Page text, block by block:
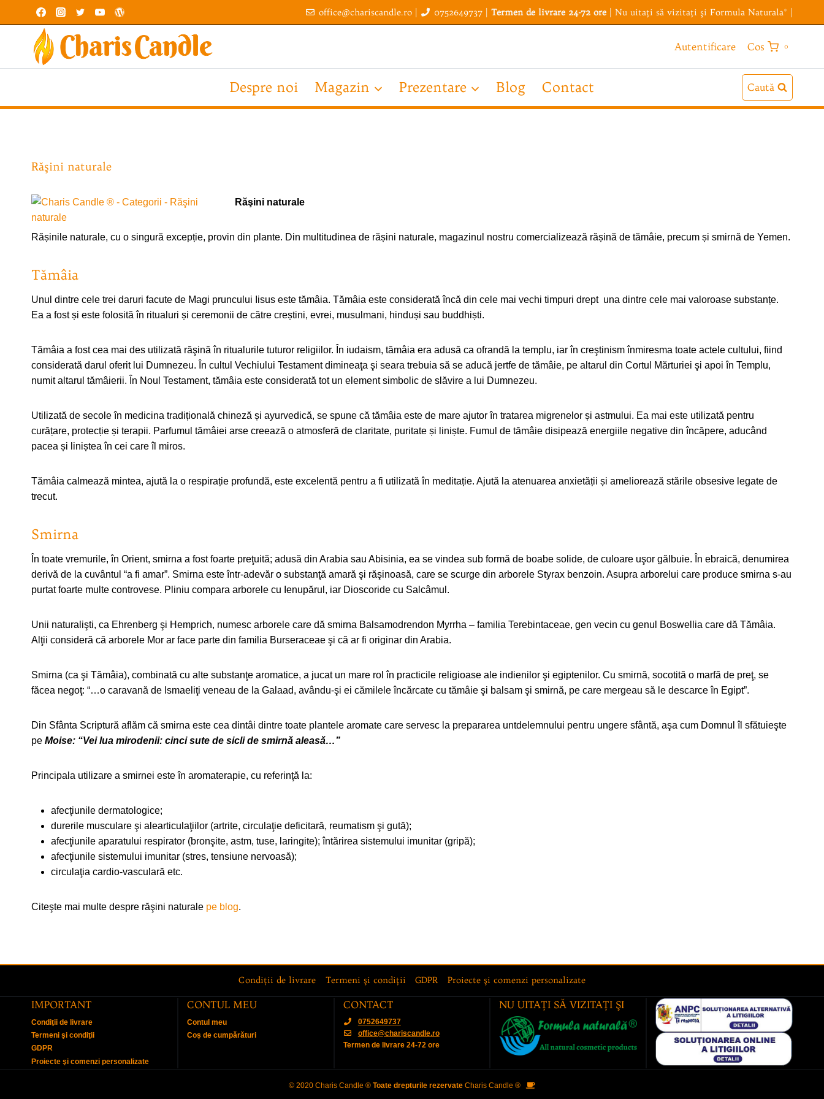
to
office@chariscandle.ro| 0752649737 Termen de livrare 24-72 ore | Nu uitaţi să vizitaţi şi Formula Naturala®
Autentificare Cos 0
Despre noi Magazin Prezentare Blog Contact Caută
Răşini naturale
Răşini naturale
Rășinile naturale, cu o singură excepție, provin din plante. Din multitudinea de rășini naturale, magazinul nostru comercializează rășină de tămâie, precum și smirnă de Yemen.
Tămâia
Unul dintre cele trei daruri facute de Magi pruncului Iisus este tămâia. Tămâia este considerată încă din cele mai vechi timpuri drept una dintre cele mai valoroase substanțe.
Ea a fost și este folosită în ritualuri și ceremonii de către creștini, evrei, musulmani, hinduși sau buddhiști.
Tămâia a fost cea mai des utilizată răşină în ritualurile tuturor religiilor. În iudaism, tămâia era adusă ca ofrandă la templu, iar în creştinism înmiresma toate actele cultului, fiind
considerată darul oferit lui Dumnezeu. În cultul Vechiului Testament dimineaţa şi seara trebuia să se aducă jertfe de tămâie, pe altarul din Cortul Mărturiei şi apoi în Templu,
numit altarul tămâierii. În Noul Testament, tămâia este considerată tot un element simbolic de slăvire a lui Dumnezeu.
Utilizată de secole în medicina tradițională chineză și ayurvedică, se spune că tămâia este de mare ajutor în tratarea migrenelor și astmului. Ea mai este utilizată pentru
curățare, protecție și terapii. Parfumul tămâiei arse creează o atmosferă de claritate, puritate și liniște. Fumul de tămâie disipează energiile negative din încăpere, aducând
pacea și liniștea în cei care îl miros.
Tămâia calmează mintea, ajută la o respirație profundă, este excelentă pentru a fi utilizată în meditație. Ajută la atenuarea anxietății și ameliorează stările obsesive legate de
trecut.
Smirna
În toate vremurile, în Orient, smirna a fost foarte preţuită; adusă din Arabia sau Abisinia, ea se vindea sub formă de boabe solide, de culoare uşor gălbuie. În ebraică, denumirea
derivă de la cuvântul “a fi amar”. Smirna este într-adevăr o substanţă amară şi răşinoasă, care se scurge din arborele Styrax benzoin. Asupra arborelui care produce smirna s-au
purtat foarte multe controvese. Pliniu compara arborele cu Ienupărul, iar Dioscoride cu Salcâmul.
Unii naturalişti, ca Ehrenberg şi Hemprich, numesc arborele care dă smirna Balsamodrendon Myrrha – familia Terebintaceae, gen vecin cu genul Boswellia care dă Tămâia.
Alţii consideră că arborele Mor ar face parte din familia Burseraceae şi că ar fi originar din Arabia.
Smirna (ca şi Tămâia), combinată cu alte substanţe aromatice, a jucat un mare rol în practicile religioase ale indienilor şi egiptenilor. Cu smirnă, socotită o marfă de preţ, se
făcea negoţ: “…o caravană de Ismaeliţi veneau de la Galaad, avându-şi ei cămilele încărcate cu tămâie şi balsam şi smirnă, pe care mergeau să le descarce în Egipt”.
Din Sfânta Scriptură aflăm că smirna este cea dintâi dintre toate plantele aromate care servesc la prepararea untdelemnului pentru ungere sfântă, aşa cum Domnul îl sfătuieşte
pe Moise: “Vei lua mirodenii: cinci sute de sicli de smirnă aleasă…”
Principala utilizare a smirnei este în aromaterapie, cu referinţă la:
afecţiunile dermatologice;
durerile musculare şi alearticulaţiilor (artrite, circulaţie deficitară, reumatism şi gută);
afecţiunile aparatului respirator (bronşite, astm, tuse, laringite); întărirea sistemului imunitar (gripă);
afecţiunile sistemului imunitar (stres, tensiune nervoasă);
circulaţia cardio-vasculară etc.
Citeşte mai multe despre răşini naturale pe blog.
Condiţii de livrare Termeni şi condiţii GDPR Proiecte şi comenzi personalizate
IMPORTANT
Condiţii de livrare
Termeni şi condiţii
GDPR
Proiecte şi comenzi personalizate
CONTUL MEU
Contul meu
Coș de cumpărături
CONTACT
0752649737
office@chariscandle.ro
Termen de livrare 24-72 ore
NU UITAŢI SĂ VIZITAŢI ŞI
© 2020 Charis Candle ® Toate drepturile rezervate Charis Candle ®